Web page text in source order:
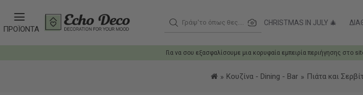
Για να σου εξασφαλίσουμε μια κορυφαία εμπειρία περιήγησης στο
ΠΡΟΪΟΝΤΑ
Γράψ'το όπως θες.... CHRISTMAS IN JULY 🎄
Κουζίνα - Dining - Bar Πιάτα και